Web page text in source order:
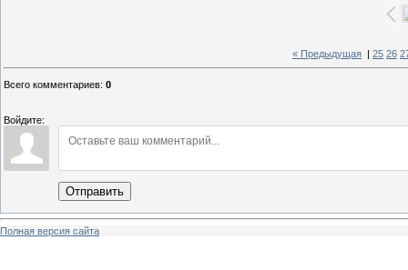
« Предыдущая 25 26
Всего комментариев: 0
Войдите:
Отправить
Полная версия сайта